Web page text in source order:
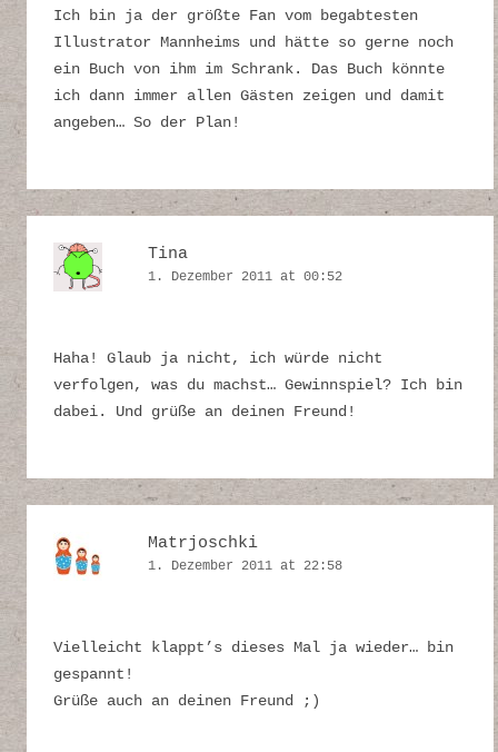
Ich bin ja der größte Fan vom begabtesten
Illustrator Mannheims und hätte so gerne noch
ein Buch von ihm im Schrank. Das Buch könnte
ich dann immer allen Gästen zeigen und damit
angeben… So der Plan!
Tina
1. Dezember 2011 at 00:52
Haha! Glaub ja nicht, ich würde nicht
verfolgen, was du machst… Gewinnspiel? Ich bin
dabei. Und grüße an deinen Freund!
Matrjoschki
1. Dezember 2011 at 22:58
Vielleicht klappt’s dieses Mal ja wieder… bin
gespannt!
Grüße auch an deinen Freund ;)